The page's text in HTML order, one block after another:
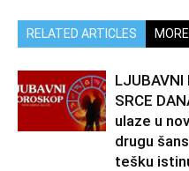
RELATED ARTICLES
LJUBAVNI
SRCE
ulaze u
drugu
tešku